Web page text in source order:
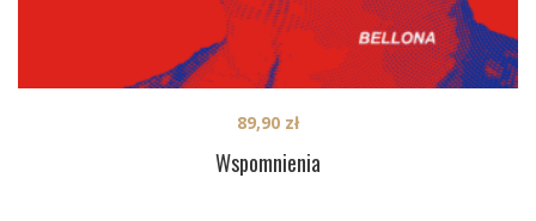
Wspomnienia
89,90 zł